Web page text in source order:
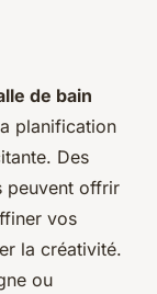
de bain
planification
Des
peuvent offrir
vos
la créativité.
ou